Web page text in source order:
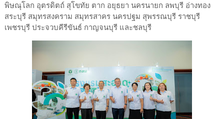
พิษณุโลก อุตรดิตถ์ สุโขทัย ตาก อยุธยา นครนายก ลพบุรี อ่างทอง
สระบุรี สมุทรสงคราม สมุทรสาคร นครปฐม สุพรรณบุรี ราชบุรี
เพชรบุรี ประจวบคีรีขันธ์ กาญจนบุรี และชลบุรี